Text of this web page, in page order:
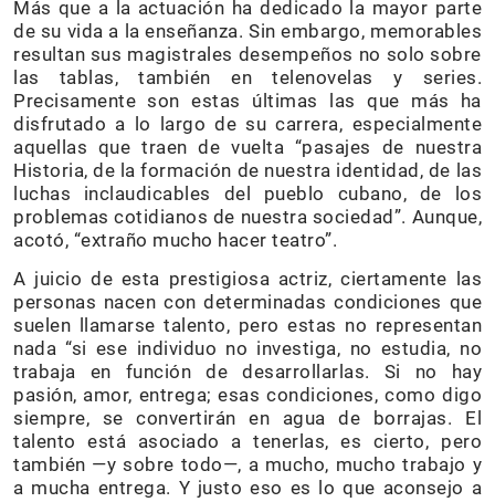
Más que a la actuación ha dedicado la mayor parte
de su vida a la enseñanza. Sin embargo, memorables
resultan sus magistrales desempeños no solo sobre
las tablas, también en telenovelas y series.
Precisamente son estas últimas las que más ha
disfrutado a lo largo de su carrera, especialmente
aquellas que traen de vuelta “pasajes de nuestra
Historia, de la formación de nuestra identidad, de las
luchas inclaudicables del pueblo cubano, de los
problemas cotidianos de nuestra sociedad”. Aunque,
acotó, “extraño mucho hacer teatro”.
A juicio de esta prestigiosa actriz, ciertamente las
personas nacen con determinadas condiciones que
suelen llamarse talento, pero estas no representan
nada “si ese individuo no investiga, no estudia, no
trabaja en función de desarrollarlas. Si no hay
pasión, amor, entrega; esas condiciones, como digo
siempre, se convertirán en agua de borrajas. El
talento está asociado a tenerlas, es cierto, pero
también —y sobre todo—, a mucho, mucho trabajo y
a mucha entrega. Y justo eso es lo que aconsejo a